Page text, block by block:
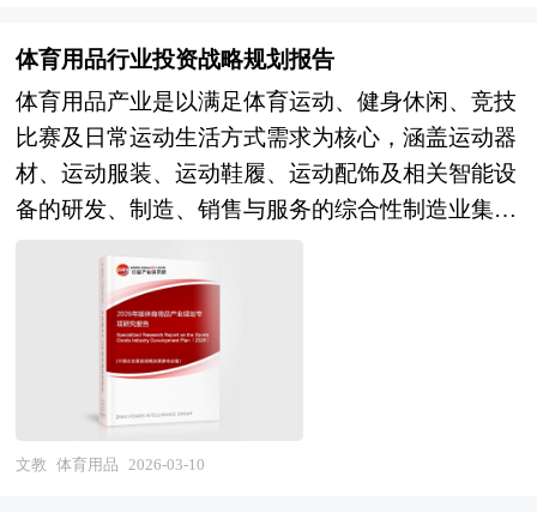
出更高要求。技术融合层面，24小时智能门禁、远
程视频监控、温湿度物联网感知、AI驱动的空间优
化算法等技术已初步应用，但整体渗透率仍较低，
数据孤岛与跨平台互认机制缺失制约行业协同效
率。与此同时，行业标准缺失、消防合规成本高、
突出，制约规模化复制与下沉市场渗透。 未来，
共享小型仓库行业将沿专业化、品牌化、平台化、
融合化四条主线加速演进。专业化维度，行业将从
通用型空间租赁转向场景化解决方案，针对红酒存
储、奢侈品养护、医疗器械托管等高价值场景，提
供恒温恒湿、防震防尘、安防监控的定制化服务，
发挥，一匹优秀赛马必须具备优良的遗传基因，并
卖或私人交易进入训练体系，两至三岁开始参赛，
退役后多数作为种马或繁殖母马延续血脉。 在全
球范围内，赛马运动已形成完整的产业链条，涵盖
育马、训练、竞赛、博彩、媒体转播与马主经济等
多个环节，英国、法国、美国、日本、澳大利亚及
中国香港等地均为赛马产业成熟区域。马主构成多
元，包括个人、团体、贵族乃至国际资本，无论背
景如何，在赛事规则面前享有平等竞争机会，体现
了赛马文化的包容性与竞技精神。由于部分赛事如
障碍赛和跳栏赛存在较高风险，对马匹跳跃能力与
人马配合度要求极高，因此赛事安全与动物福利日
体育用品行业投资战略规划报告
体育用品产业是以满足体育运动、健身休闲、竞技
比赛及日常运动生活方式需求为核心，涵盖运动器
材、运动服装、运动鞋履、运动配饰及相关智能设
备的研发、制造、销售与服务的综合性制造业集
群。作为体育产业的基础支撑和制造业的重要组成
部分，其产业链条横跨新材料研发、工业设计、智
能制造、品牌营销、渠道零售及运动服务等多个环
节，产品应用场景覆盖专业竞技、大众健身、户外
运动、校园体育及运动康复等多元领域。当前，体
育用品产业正从传统的功能型装备制造向科技赋
能、时尚表达、健康服务与数字生态深度融合的现
文教 体育用品 2026-03-10